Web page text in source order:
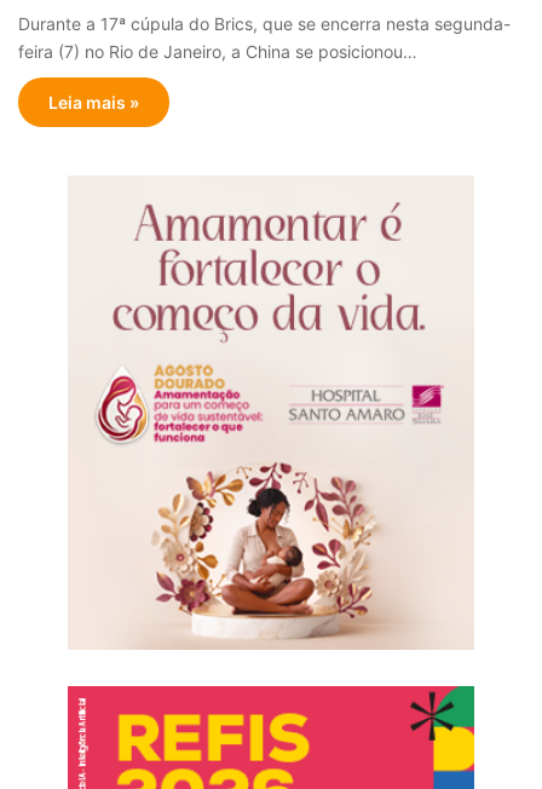
Durante a 17ª cúpula do Brics, que se encerra nesta segunda-
feira (7) no Rio de Janeiro, a China se posicionou…
Leia mais »